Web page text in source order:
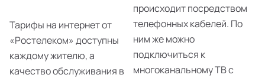
Тарифы на интернет от
«Ростелеком» доступны
каждому жителю, а
качество обслуживания в
происходит посредством
телефонных кабелей. По
ним же можно
подключиться к
многоканальному ТВ с